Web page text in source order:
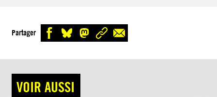
Partager
VOIR AUSSI